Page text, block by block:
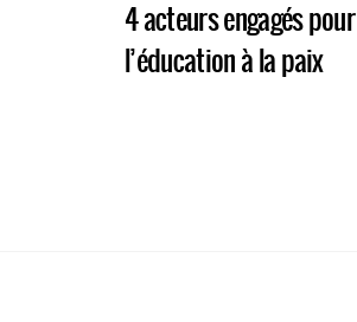
4 acteurs engagés pour
l’éducation à la paix